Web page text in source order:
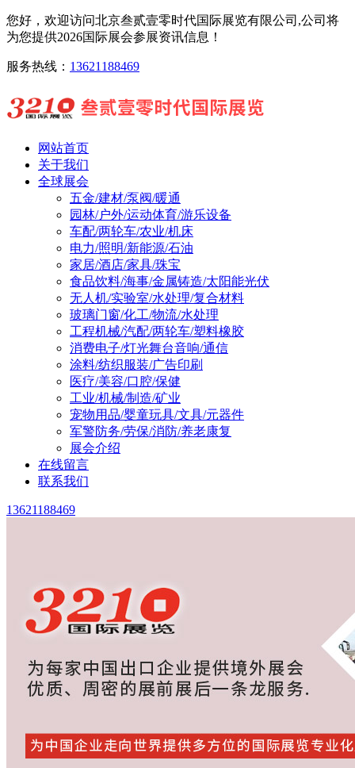
您好，欢迎访问北京叁贰壹零时代国际展览有限公司,公司将
为您提供2026国际展会参展资讯信息！
服务热线： 13621188469
网站首页
关于我们
全球展会
五金/建材/泵阀/暖通
园林/户外/运动体育/游乐设备
车配/两轮车/农业/机床
电力/照明/新能源/石油
家居/酒店/家具/珠宝
食品饮料/海事/金属铸造/太阳能光伏
无人机/实验室/水处理/复合材料
玻璃门窗/化工/物流/水处理
工程机械/汽配/两轮车/塑料橡胶
消费电子/灯光舞台音响/通信
涂料/纺织服装/广告印刷
医疗/美容/口腔/保健
工业/机械/制造/矿业
宠物用品/婴童玩具/文具/元器件
军警防务/劳保/消防/养老康复
展会介绍
在线留言
联系我们
13621188469